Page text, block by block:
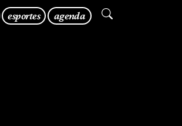
esportes agenda